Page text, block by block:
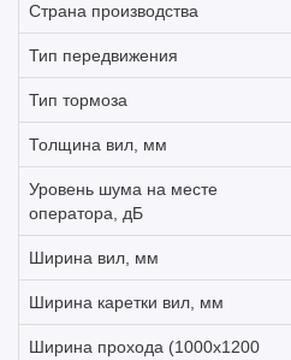
Страна производства
Тип передвижения
Тип тормоза
Толщина вил, мм
Уровень шума на месте
оператора, дБ
Ширина вил, мм
Ширина каретки вил, мм
Ширина прохода (1000х1200